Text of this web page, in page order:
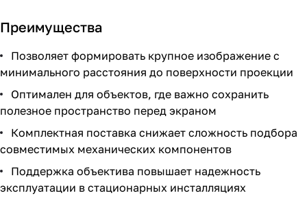
Преимущества
Позволяет формировать крупное изображение с
минимального расстояния до поверхности проекции
Оптимален для объектов, где важно сохранить
полезное пространство перед экраном
Комплектная поставка снижает сложность подбора
совместимых механических компонентов
Поддержка объектива повышает надежность
эксплуатации в стационарных инсталляциях